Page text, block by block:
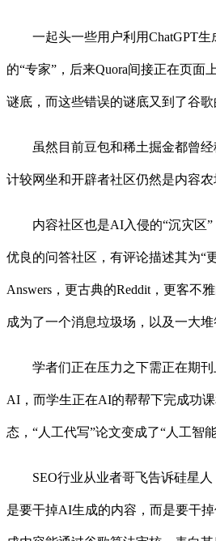
一起头一些用户利用ChatGPT生
的“专家”，后来Quora间接正在页面
谜底，而这些错误的谜底又到了谷歌
虽然目前豆包和稀土掘金都曾经
计较网坐和开辟者社区仍然是内容农
内容社区也是AI入侵的“沉灾区”
优良的问答社区，有评论描述其为“
Answers，更古典的Reddit，更客不
成为了一个消息垃圾场，以及一大堆
学者们正在压力之下需正在期刊
AI，而学生正在AI的帮帮下完成功
态，“人工代写”论文变成了“人工智能
SEO行业从业者哥飞告诉硅星人
是要干掉AI生成的内容，而是要干